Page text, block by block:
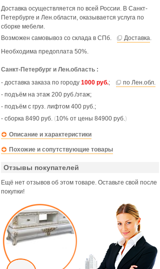
Доставка осуществляется по всей России. В Санкт-
Петербурге и Лен.области, оказывается услуга по
сборке мебели.
Возможен самовывоз со склада в СПб.
Доставка.
Необходима предоплата 50%.
Санкт-Петербург и Лен.область :
- доставка заказа по городу 1000 руб.;
по Лен.обл.
- подъём на этаж 200 руб./этаж;
- подъём с груз. лифтом 400 руб.;
- сборка 8490 руб. (10% от цены 84900 руб.)
Описание и характеристики
Похожие и сопутствующие товары
Отзывы покупателей
Ещё нет отзывов об этом товаре. Оставьте свой после
покупки!